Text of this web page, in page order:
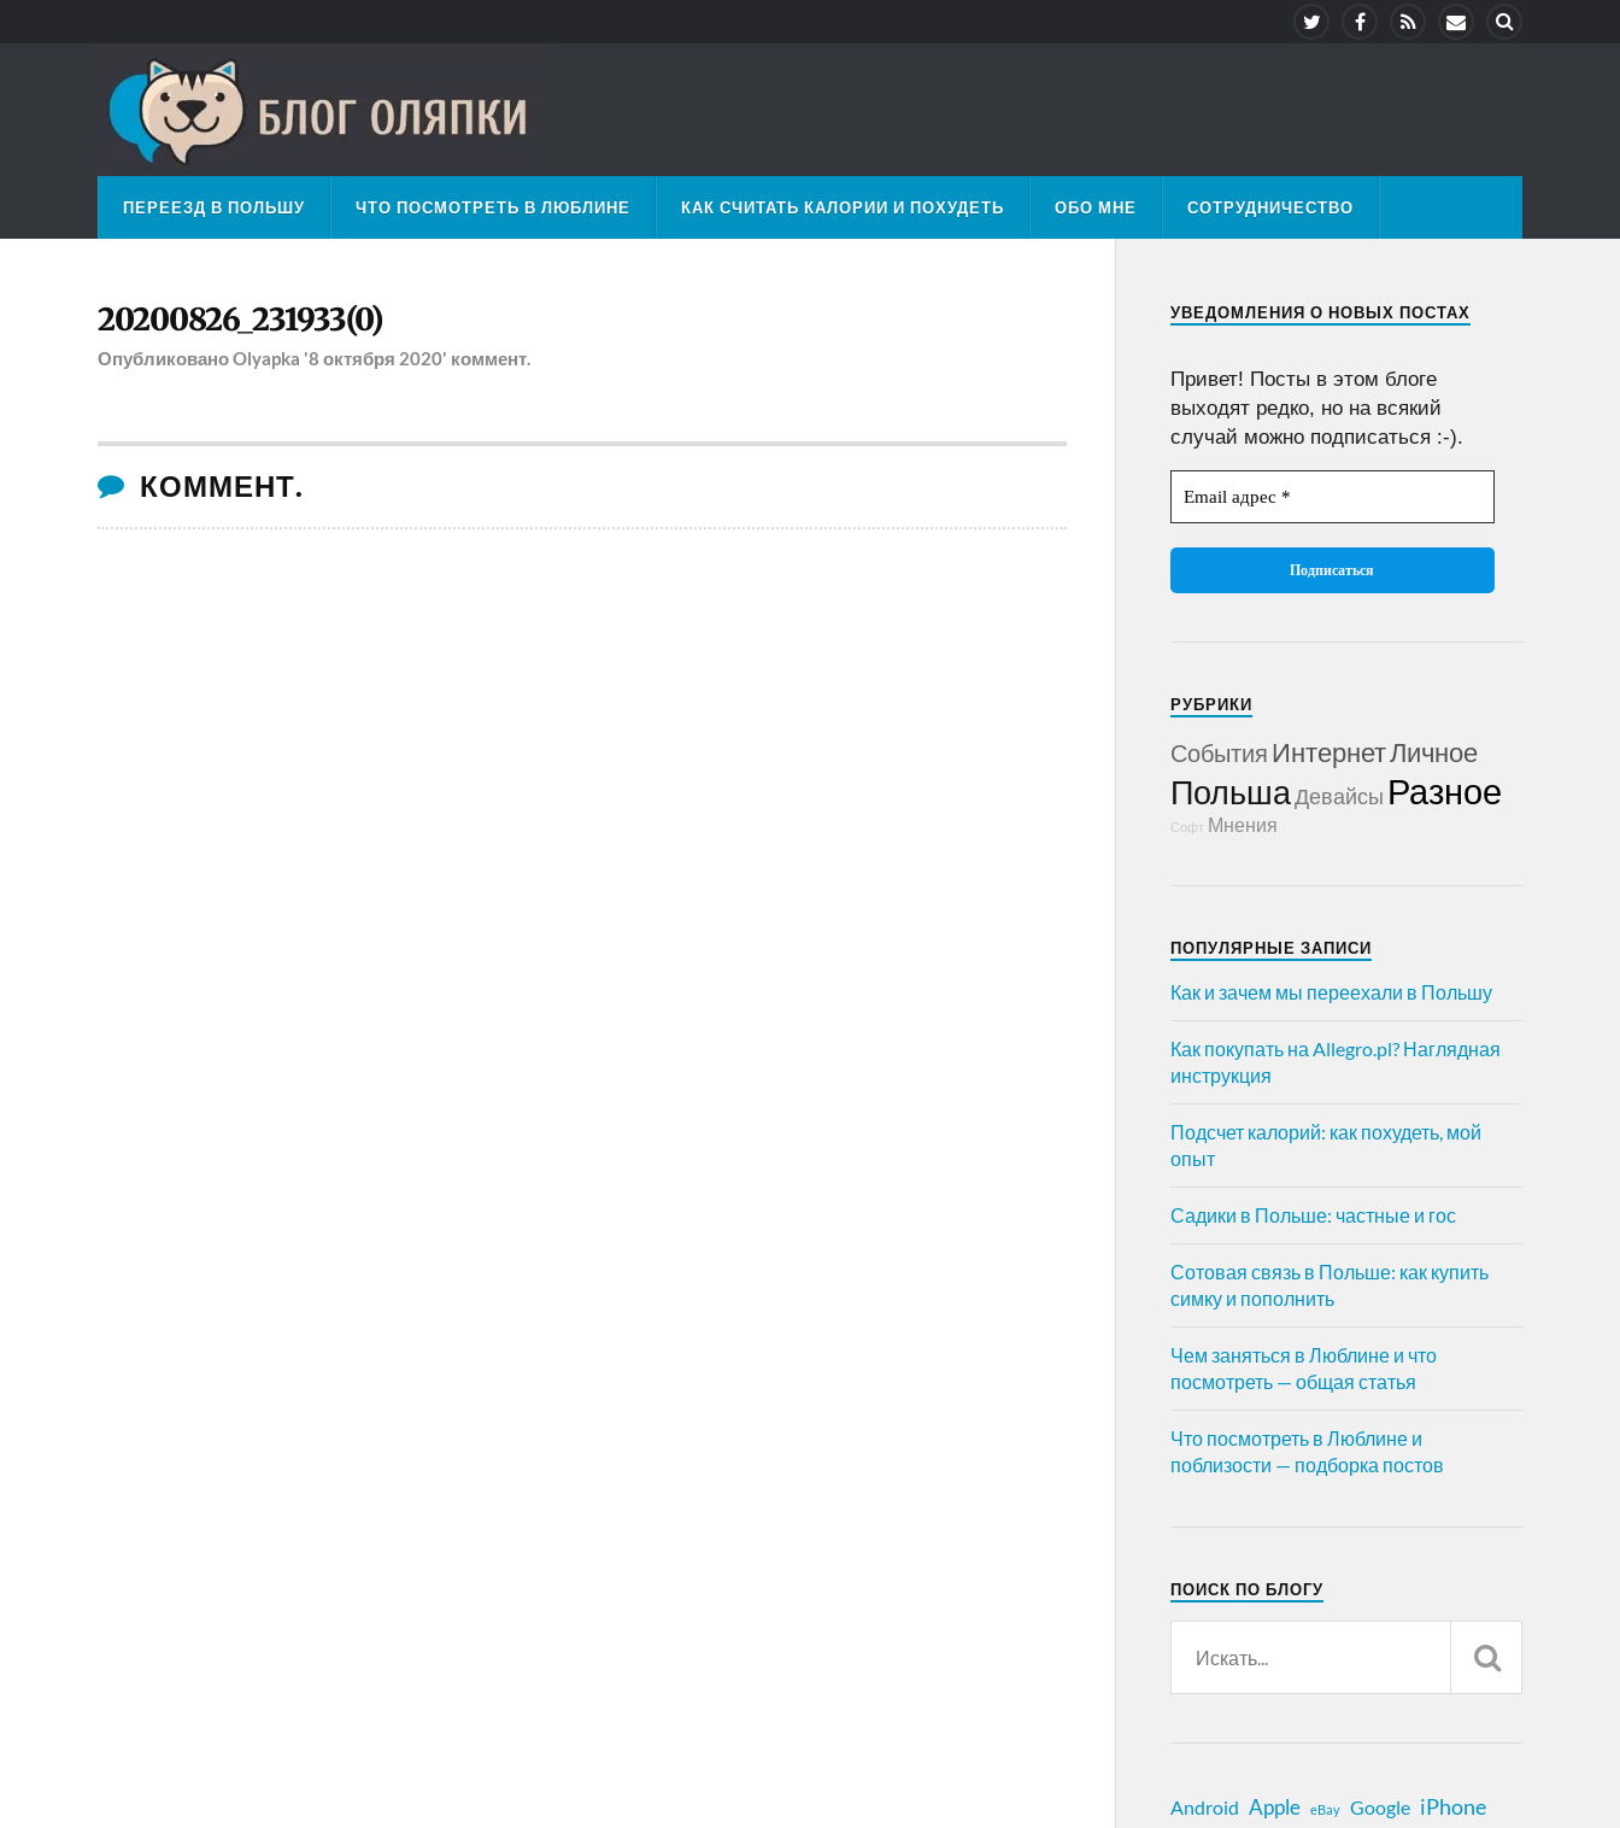
ПЕРЕЕЗД В ПОЛЬШУ ЧТО ПОСМОТРЕТЬ В ЛЮБЛИНЕ КАК СЧИТАТЬ КАЛОРИИ И ПОХУДЕТЬ ОБО МНЕ СОТРУДНИЧЕСТВО
20200826_231933(0)
ОпубликованоOlyapka '8 октября 2020' коммент.
КОММЕНТ.
УВЕДОМЛЕНИЯ О НОВЫХ ПОСТАХ
Привет! Посты в этом блоге
выходят редко, но на всякий
случай можно подписаться :-).
РУБРИКИ
События ИнтернетЛичное
ПольшаДевайсы Разное
Софт Мнения
ПОПУЛЯРНЫЕ ЗАПИСИ
Как и зачем мы переехали в Польшу
Как покупать на Allegro.pl? Наглядная
инструкция
Подсчет калорий: как похудеть, мой
опыт
Садики в Польше: частные и гос
Сотовая связь в Польше: как купить
симку и пополнить
Чем заняться в Люблине и что
посмотреть — общая статья
Что посмотреть в Люблине и
поблизости — подборка постов
ПОИСК ПО БЛОГУ
Android Apple eBay Google iPhone